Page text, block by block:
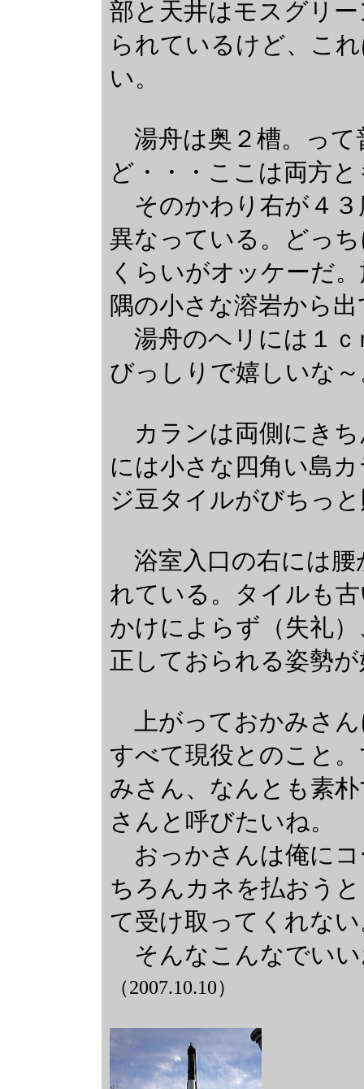
部と天井はモスグリ
られているけど、こ
い。
湯舟は奥２槽。って
ど・・・ここは両方
そのかわり右が４３
異なっている。どっ
くらいがオッケーだ
隅の小さな溶岩から
湯舟のヘリには１ｃ
びっしりで嬉しいな
カランは両側にきち
には小さな四角い島
ジ豆タイルがびちっ
浴室入口の右には腰
れている。タイルも
かけによらず（失礼
正しておられる姿勢
上がっておかみさん
すべて現役とのこと
みさん、なんとも素
さんと呼びたいね。
おっかさんは俺にコ
ちろんカネを払おう
て受け取ってくれな
そんなこんなでい
（2007.10.10）